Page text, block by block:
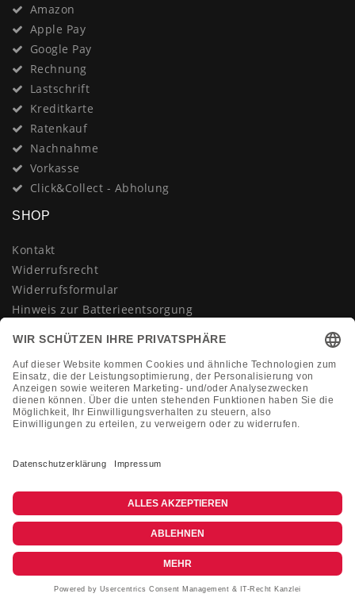
Amazon
Apple Pay
Google Pay
Rechnung
Lastschrift
Kreditkarte
Ratenkauf
Nachnahme
Vorkasse
Click&Collect - Abholung
SHOP
Kontakt
Widerrufsrecht
Widerrufsformular
Hinweis zur Batterieentsorgung
Datenschutzerklärung
Impressum
Vertrag widerrufen
KONTAKT
Montag-Freitag 10:00-18:00 Uhr
+49 (0)2133 210433
shop@dienadel.de
Kieler Str. 18 - 41540 Dormagen
Soziale Verantwortung